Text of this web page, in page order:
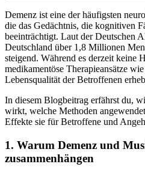
Demenz ist eine der häufigsten
die das Gedächtnis, die kognitiven
beeinträchtigt. Laut der Deutschen
Deutschland über 1,8 Millionen
steigend. Während es derzeit keine
medikamentöse Therapieansätze
Lebensqualität der Betroffenen
In diesem Blogbeitrag erfährst du,
wirkt, welche Methoden
Effekte sie für Betroffene und
1. Warum Demenz und
zusammenhängen